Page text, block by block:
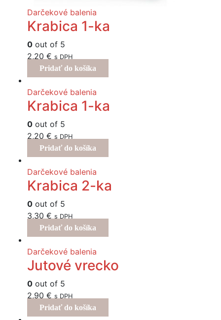
Darčekové balenia
Krabica 1-ka
0 out of 5
2,20 € s DPH
Pridať do košíka
Darčekové balenia
Krabica 1-ka
0 out of 5
2,20 € s DPH
Pridať do košíka
Darčekové balenia
Krabica 2-ka
0 out of 5
3,30 € s DPH
Pridať do košíka
Darčekové balenia
Jutové vrecko
0 out of 5
2,90 € s DPH
Pridať do košíka